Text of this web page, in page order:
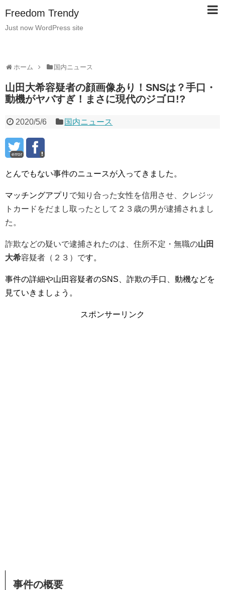
Freedom Trendy
Just now WordPress site
ホーム 国内ニュース
山田大希容疑者の顔画像あり！SNSは？手口・
動機がヤバすぎ！まさに現代のジゴロ!?
2020/5/6 国内ニュース
error
とんでもない事件のニュースが入ってきました。
マッチングアプリ で知り合った女性を信用させ、クレジッ
トカードをだまし取ったとして２３歳の男が逮捕されまし
た。
詐欺などの疑いで逮捕されたのは、住所不定・無職の山田
大希容疑者（２３）です。
事件の詳細や山田容疑者のSNS、詐欺の手口、動機などを
見ていきましょう。
スポンサーリンク
事件の概要